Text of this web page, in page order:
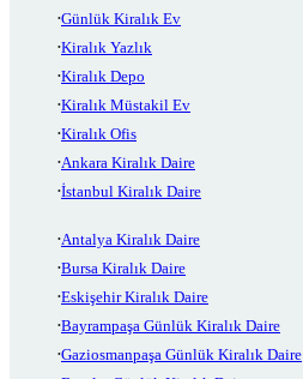
Günlük Kiralık Ev
Kiralık Yazlık
Kiralık Depo
Kiralık Müstakil Ev
Kiralık Ofis
Ankara Kiralık Daire
İstanbul Kiralık Daire
Antalya Kiralık Daire
Bursa Kiralık Daire
Eskişehir Kiralık Daire
Bayrampaşa Günlük Kiralık Daire
Gaziosmanpaşa Günlük Kiralık Daire